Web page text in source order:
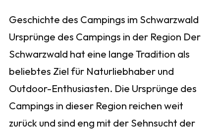
Geschichte des Campings im Schwarzwald
Ursprünge des Campings in der Region Der
Schwarzwald hat eine lange Tradition als
beliebtes Ziel für Naturliebhaber und
Outdoor-Enthusiasten. Die Ursprünge des
Campings in dieser Region reichen weit
zurück und sind eng mit der Sehnsucht der